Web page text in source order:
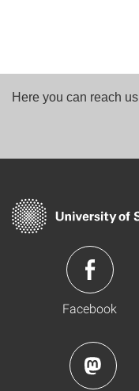
Here you can reach us
Facebook